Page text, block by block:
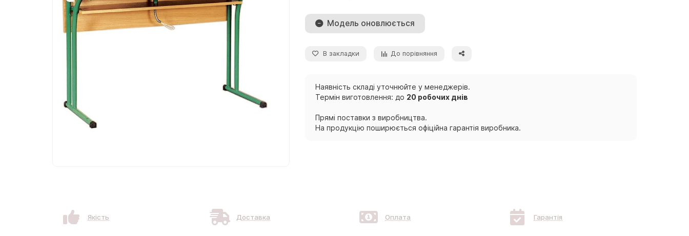
Модель оновлюється
В закладки До порівняння
Наявність складі уточнюйте у менеджерів.
Термін виготовлення: до 20 робочих днів
Прямі поставки з виробництва.
На продукцію поширюється офіційна гарантія виробника.
Якість Доставка Оплата Гарантія